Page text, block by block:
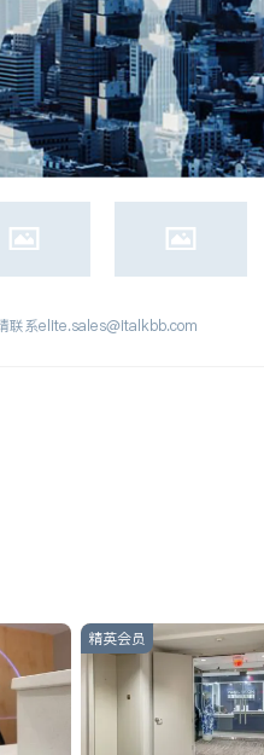
联系elite.sales@italkbb.com
精英会员